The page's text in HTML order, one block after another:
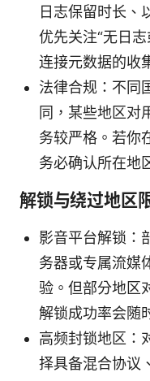
日志保留时长、
优先关注“无日
连接元数据的收
法律合规：不同
同，某些地区对
务较严格。若你
务必确认所在地
解锁与绕过地区
影音平台解锁：
务器或专属流媒
验。但部分地区
解锁成功率会随
高频封锁地区：
择具备混合协议